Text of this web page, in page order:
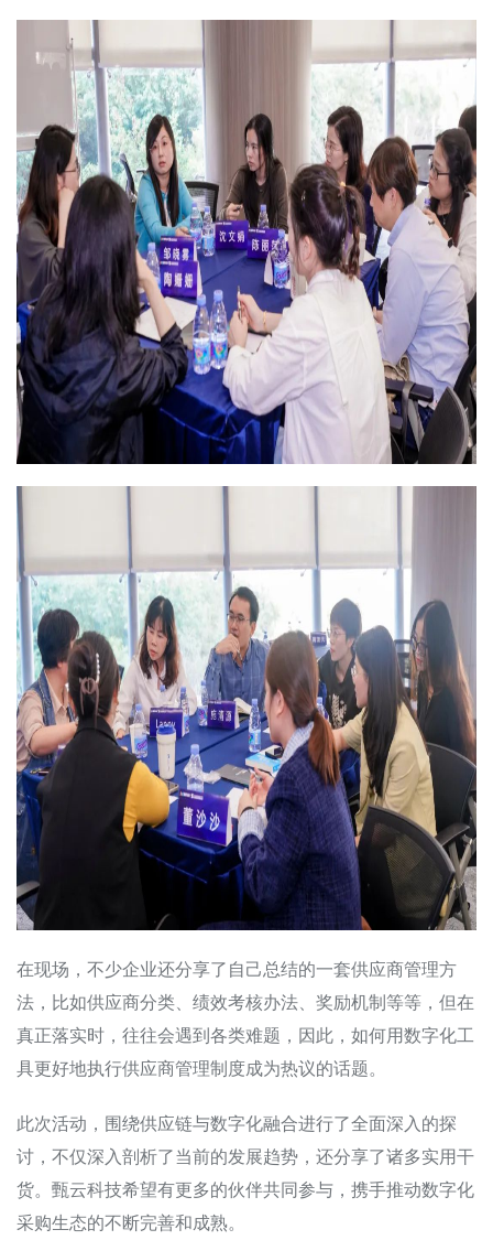
在现场，不少企业还分享了自己总结的一套供应商管理方
法，比如供应商分类、绩效考核办法、奖励机制等等，但在
真正落实时，往往会遇到各类难题，因此，如何用数字化工
具更好地执行供应商管理制度成为热议的话题。
此次活动，围绕供应链与数字化融合进行了全面深入的探
讨，不仅深入剖析了当前的发展趋势，还分享了诸多实用干
货。甄云科技希望有更多的伙伴共同参与，携手推动数字化
采购生态的不断完善和成熟。